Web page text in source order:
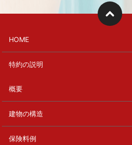
HOME
特約の説明
概要
建物の構造
保険料例